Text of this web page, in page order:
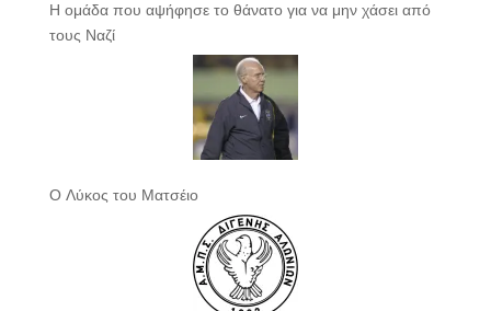
Η ομάδα που αψήφησε το θάνατο για να μην χάσει από
τους Ναζί
Ο Λύκος του Ματσέιο